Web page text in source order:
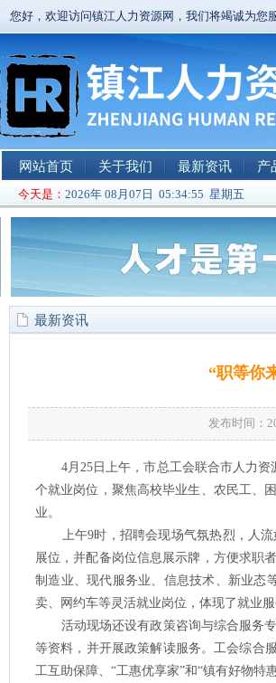
您好，欢迎访问镇江人力资源网，我们将竭诚为您
网站首页 关于我们 最新资讯 产
今天是： 2026年 08月07日 05:34:55 星期五
最新资讯
“职等你
发布时间：
4月25日上午，市总工会联合市人力资
个就业岗位，聚焦高校毕业生、农民工、
业。
上午9时，招聘会现场气氛热烈，人流
展位，并配备岗位信息展示牌，方便求职
制造业、现代服务业、信息技术、新业态
卖、网约车等灵活就业岗位，体现了就业服
活动现场还设有政策咨询与综合服务专
等资料，并开展政策解读服务。工会综合
工互助保障、“工惠优享家”和“镇有好物特